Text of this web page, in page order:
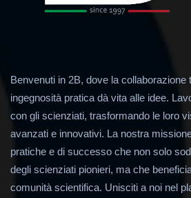
Benvenuti in 2B, dove la
ingegnosità pratica dà vita alle idee.
con gli scienziati, trasformando le loro
avanzati e innovativi. La nostra
pratiche e di successo che non solo
degli scienziati pionieri, ma che
comunità scientifica. Unisciti a noi nel